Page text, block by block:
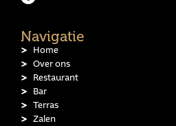
Navigatie
Home
Over ons
Restaurant
Bar
Terras
Zalen